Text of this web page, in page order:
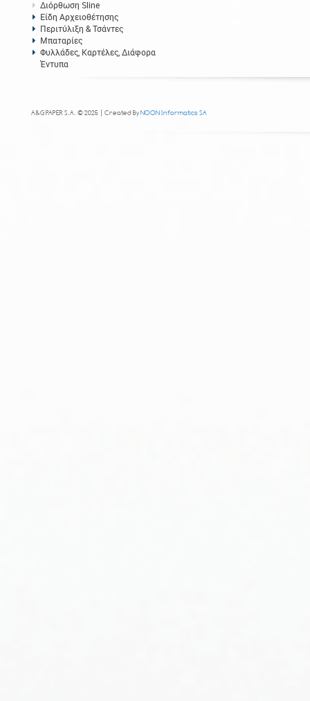
Διόρθωση Sline
Είδη Αρχειοθέτησης
Περιτύλιξη & Τσάντες
Μπαταρίες
Φυλλάδες, Καρτέλες, Διάφορα
Έντυπα
A&G PAPER S.A. © 2025 | Created ByNOON Informatics SA